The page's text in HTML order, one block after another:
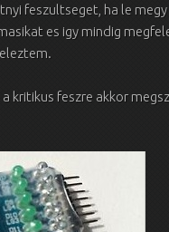
feszultseget, ha le
es igy mindig
kritikus feszre akkor